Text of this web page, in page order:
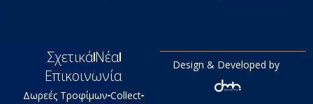
ΣχετικάΝέα
Επικοινωνία
Δωρεές Τροφίμων Collect
Design & Developed by